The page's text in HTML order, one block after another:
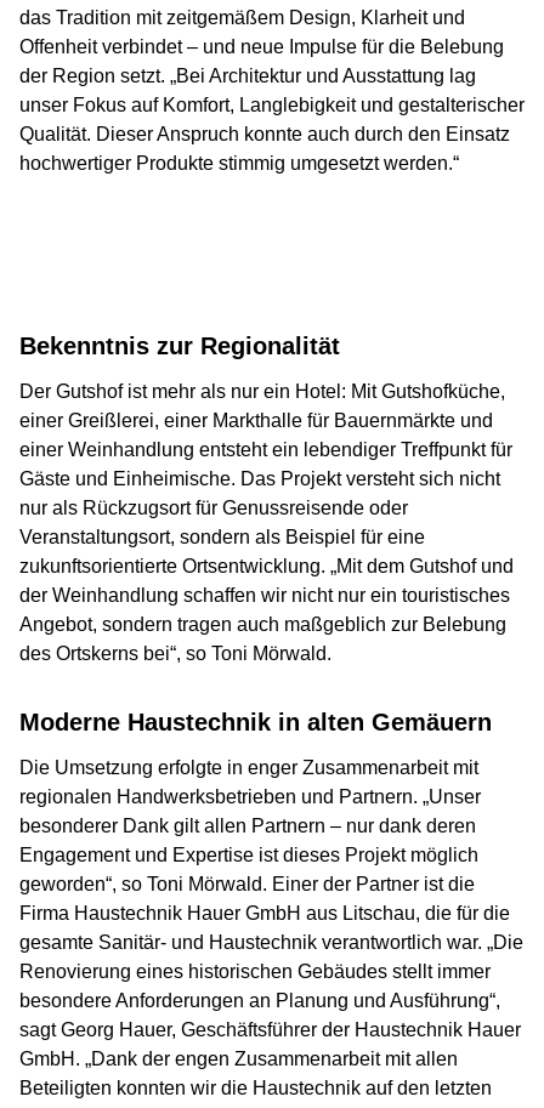
das Tradition mit zeitgemäßem Design, Klarheit und
Offenheit verbindet – und neue Impulse für die Belebung
der Region setzt. „Bei Architektur und Ausstattung lag
unser Fokus auf Komfort, Langlebigkeit und gestalterischer
Qualität. Dieser Anspruch konnte auch durch den Einsatz
hochwertiger Produkte stimmig umgesetzt werden.“
Bekenntnis zur Regionalität
Der Gutshof ist mehr als nur ein Hotel: Mit Gutshofküche,
einer Greißlerei, einer Markthalle für Bauernmärkte und
einer Weinhandlung entsteht ein lebendiger Treffpunkt für
Gäste und Einheimische. Das Projekt versteht sich nicht
nur als Rückzugsort für Genussreisende oder
Veranstaltungsort, sondern als Beispiel für eine
zukunftsorientierte Ortsentwicklung. „Mit dem Gutshof und
der Weinhandlung schaffen wir nicht nur ein touristisches
Angebot, sondern tragen auch maßgeblich zur Belebung
des Ortskerns bei“, so Toni Mörwald.
Moderne Haustechnik in alten Gemäuern
Die Umsetzung erfolgte in enger Zusammenarbeit mit
regionalen Handwerksbetrieben und Partnern. „Unser
besonderer Dank gilt allen Partnern – nur dank deren
Engagement und Expertise ist dieses Projekt möglich
geworden“, so Toni Mörwald. Einer der Partner ist die
Firma Haustechnik Hauer GmbH aus Litschau, die für die
gesamte Sanitär- und Haustechnik verantwortlich war. „Die
Renovierung eines historischen Gebäudes stellt immer
besondere Anforderungen an Planung und Ausführung“,
sagt Georg Hauer, Geschäftsführer der Haustechnik Hauer
GmbH. „Dank der engen Zusammenarbeit mit allen
Beteiligten konnten wir die Haustechnik auf den letzten